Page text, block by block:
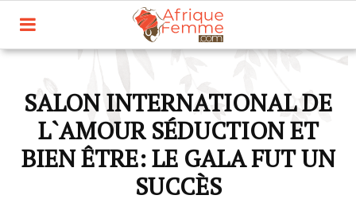
SALON INTERNATIONAL DE
L`AMOUR SÉDUCTION ET
BIEN ÊTRE: LE GALA FUT UN
SUCCÈS